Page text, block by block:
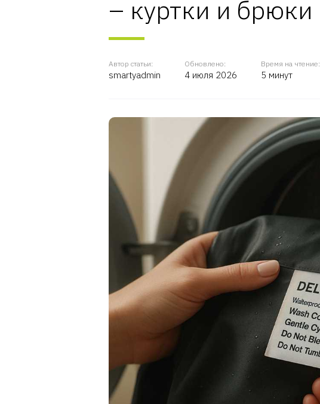
– куртки и брюки
Автор статьи:
smartyadmin
Обновлено:
4 июля 2026
Время на чтение:
5 минут